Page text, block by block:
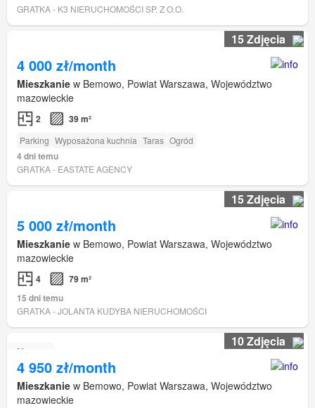
GRATKA - K3 NIERUCHOMOŚCI SP. Z O.O.
15 Zdjęcia
4 000 zł/month
Mieszkanie w Bemowo, Powiat Warszawa, Województwo
mazowieckie
2 39 m²
Parking Wyposażona kuchnia Taras Ogród
4 dni temu
GRATKA - EASTATE AGENCY
15 Zdjęcia
5 000 zł/month
Mieszkanie w Bemowo, Powiat Warszawa, Województwo
mazowieckie
4
79 m²
15 dni temu
GRATKA - JOLANTA KUDYBA NIERUCHOMOŚCI
Nowe
10 Zdjęcia
4 950 zł/month
Mieszkanie w Bemowo, Powiat Warszawa, Województwo
mazowieckie